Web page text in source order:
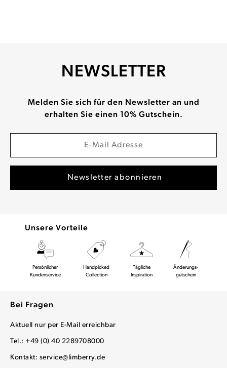
NEWSLETTER
Melden Sie sich für den Newsletter an und
erhalten Sie einen 10% Gutschein.
Unsere Vorteile
Persönlicher
Kundenservice
Handpicked
Collection
Tägliche
Inspiration
Änderungs-
gutschein
Bei Fragen
Aktuell nur per E-Mail erreichbar
Tel.: +49 (0) 40 2289708000
Kontakt: service@limberry.de